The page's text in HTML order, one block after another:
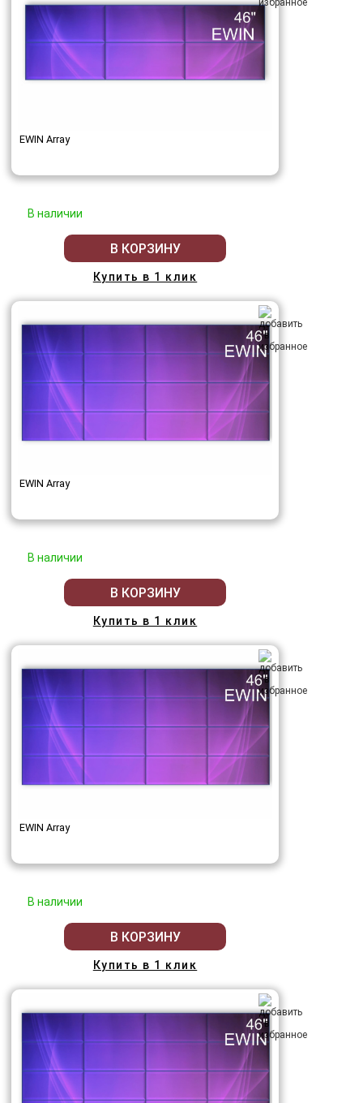
EWIN Array
В наличии
В КОРЗИНУ
Купить в 1 клик
EWIN Array
В наличии
В КОРЗИНУ
Купить в 1 клик
EWIN Array
В наличии
В КОРЗИНУ
Купить в 1 клик